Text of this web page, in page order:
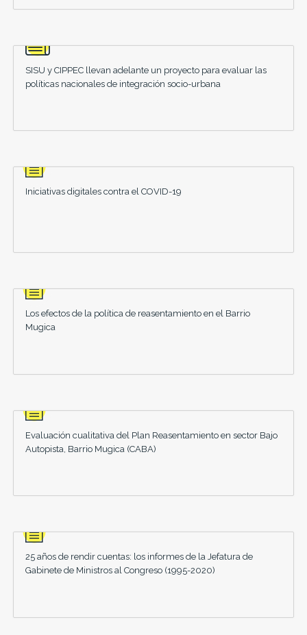
SISU y CIPPEC llevan adelante un proyecto para evaluar las
políticas nacionales de integración socio-urbana
Iniciativas digitales contra el COVID-19
Los efectos de la política de reasentamiento en el Barrio
Mugica
Evaluación cualitativa del Plan Reasentamiento en sector Bajo
Autopista, Barrio Mugica (CABA)
25 años de rendir cuentas: los informes de la Jefatura de
Gabinete de Ministros al Congreso (1995-2020)